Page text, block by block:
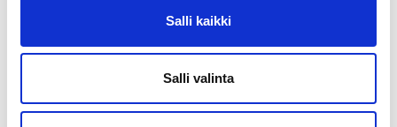
Salli kaikki
Salli valinta
2     LH2287    17MAR  BRU   MUC   13:00  14:15
Hinta:  465 eur/hlö sis. matkatavarat